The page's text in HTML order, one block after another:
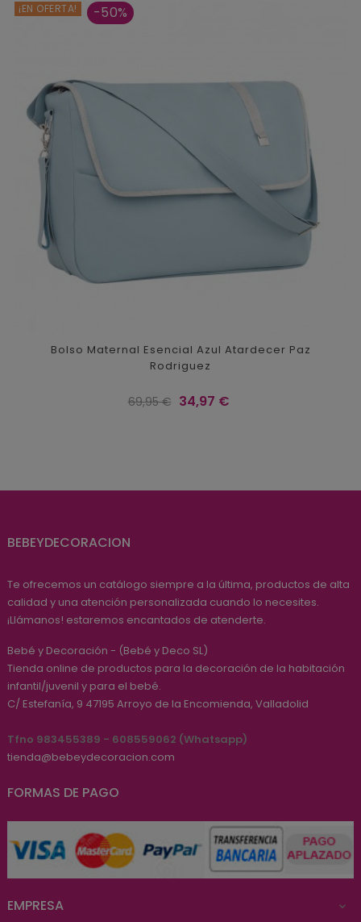
¡EN OFERTA! -50%
Bolso Maternal Esencial Azul Atardecer Paz
Rodriguez
Precio
69,95 € Precio
34,97 €
BEBEYDECORACION
Te ofrecemos un catálogo siempre a la última, productos de alta
calidad y una atención personalizada cuando lo necesites.
¡Llámanos! estaremos encantados de atenderte.
Bebé y Decoración - (Bebé y Deco SL)
Tienda online de productos para la decoración de la habitación
infantil/juvenil y para el bebé.
C/ Estefanía, 9 47195 Arroyo de la Encomienda, Valladolid
Tfno 983455389 - 608559062 (Whatsapp)
tienda@bebeydecoracion.com
FORMAS DE PAGO
EMPRESA 